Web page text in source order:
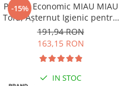
-15%
Pachet Economic MIAU MIAU
Tofu, Așternut Igienic pentru
Pisică, Baby Powder, 6x6L
191,94 RON
163,15 RON
IN STOC